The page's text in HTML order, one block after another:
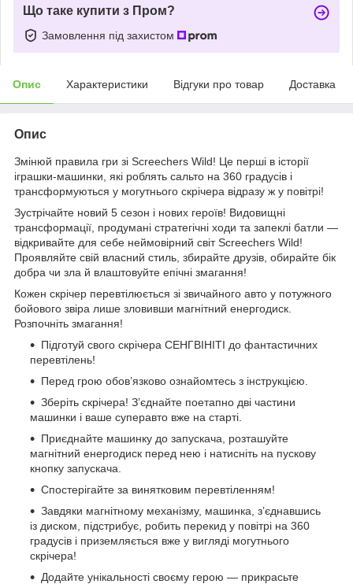
Що таке купити з Пром?
Замовлення під захистом
Опис Характеристики Відгуки про товар Доставка
Опис
Змінюй правила гри зі Screechers Wild! Це перші в історії
іграшки-машинки, які роблять сальто на 360 градусів і
трансформуються у могутнього скрічера відразу ж у повітрі!
Зустрічайте новий 5 сезон і нових героїв! Видовищні
трансформації, продумані стратегічні ходи та запеклі батли —
відкривайте для себе неймовірний світ Screechers Wild!
Проявляйте свій власний стиль, збирайте друзів, обирайте бік
добра чи зла й влаштовуйте епічні змагання!
Кожен скрічер перевтілюється зі звичайного авто у потужного
бойового звіра лише зловивши магнітний енергодиск.
Розпочніть змагання!
Підготуй свого скрічера СЕНГВІНІТІ до фантастичних
перевтілень!
Перед грою обов’язково ознайомтесь з інструкцією.
Зберіть скрічера! З’єднайте поетапно дві частини
машинки і ваше суперавто вже на старті.
Приєднайте машинку до запускача, розташуйте
магнітний енергодиск перед нею і натисніть на пускову
кнопку запускача.
Спостерігайте за винятковим перевтіленням!
Завдяки магнітному механізму, машинка, з’єднавшись
із диском, підстрибує, робить перекид у повітрі на 360
градусів і приземляється вже у вигляді могутнього
скрічера!
Додайте унікальності своєму герою — прикрасьте